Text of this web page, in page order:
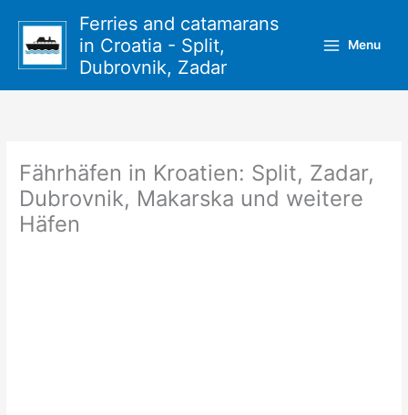
Inhalt
springen
Ferries and catamarans
in Croatia - Split,
Dubrovnik, Zadar
Menu
Fährhäfen in Kroatien: Split, Zadar,
Dubrovnik, Makarska und weitere
Häfen